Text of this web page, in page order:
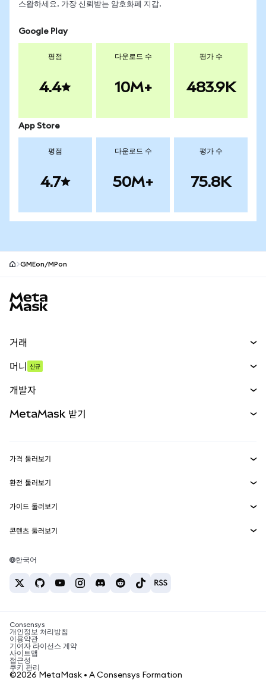
스왑하세요. 가장 신뢰받는 암호화폐 지갑.
Google Play
평점
4.4
다운로드 수
10M+
평가 수
483.9K
App Store
평점
4.7
다운로드 수
50M+
평가 수
75.8K
GMEon/MPon
거래
무기한 선물
실물자산
머니 신규
개발자
MetaMask Connect
Snaps
웹3 서비스
MetaMask 받기
보안
고객 지원
채용
가격 둘러보기
이더리움 가격
솔라나 가격
테더 가격
환전 둘러보기
ETH를 USD로 환전
USDT를 INR로 환전
BTC를 INR로 환전
ETH를 USDT로 환전
가이드 둘러보기
ETH 매수
USDT 매수
SHIB 매수
BNB 매수
콘텐츠 둘러보기
솔라나 지갑
암호화폐 세금 뉴스
암호화폐 매수 방법
비트코인 매도 방법
한국어
Consensys
개인정보 처리방침
이용약관
기여자 라이선스 계약
사이트맵
접근성
쿠키 관리
©2026 MetaMask • A Consensys Formation